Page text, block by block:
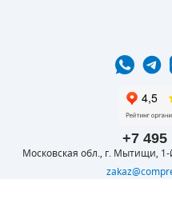
+7 495
Московская обл., г. Мытищи, 1-